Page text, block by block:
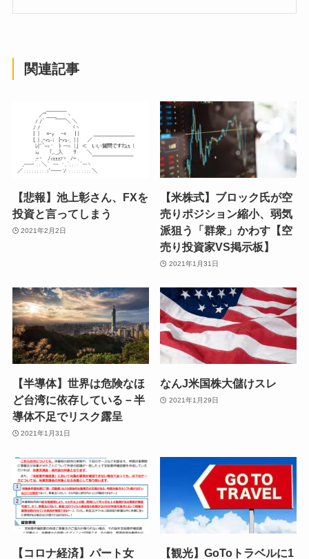
関連記事
【悲報】池上彰さん、FXを
投資と言ってしまう
2021年2月2日
【米株式】ブロック氏が空
売りポジション縮小、弱気
派狙う「群衆」かわす【空
売り投資家VS掲示板】
2021年1月31日
【半導体】世界は危険なほ
ど台湾に依存している－半
導体不足でリスク露呈
2021年1月31日
なんJ米国株大儲けスレ
2021年1月29日
【コロナ経済】パート女
【観光】GoToトラベルに1